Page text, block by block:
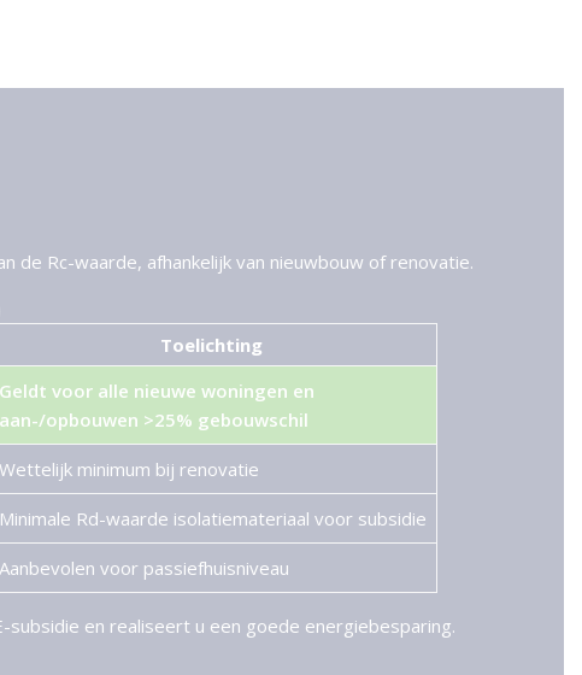
Rc-waarde, afhankelijk van nieuwbouw of renovatie.
Toelichting
Geldt voor alle nieuwe woningen en
aan-/opbouwen >25% gebouwschil
Wettelijk minimum bij renovatie
Minimale Rd-waarde isolatiemateriaal voor subsidie
Aanbevolen voor passiefhuisniveau
subsidie en realiseert u een goede energiebesparing.